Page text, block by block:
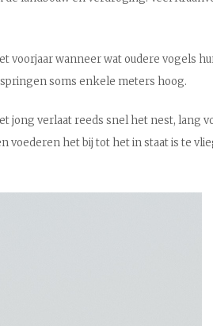
voorjaar wanneer wat oudere vogels
soms enkele meters hoog.
jong verlaat reeds snel het nest, lang
voederen het bij tot het in staat is te